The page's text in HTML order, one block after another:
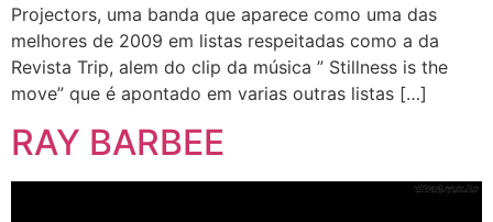
Projectors, uma banda que aparece como uma das
melhores de 2009 em listas respeitadas como a da
Revista Trip, alem do clip da música ” Stillness is the
move” que é apontado em varias outras listas […]
RAY BARBEE